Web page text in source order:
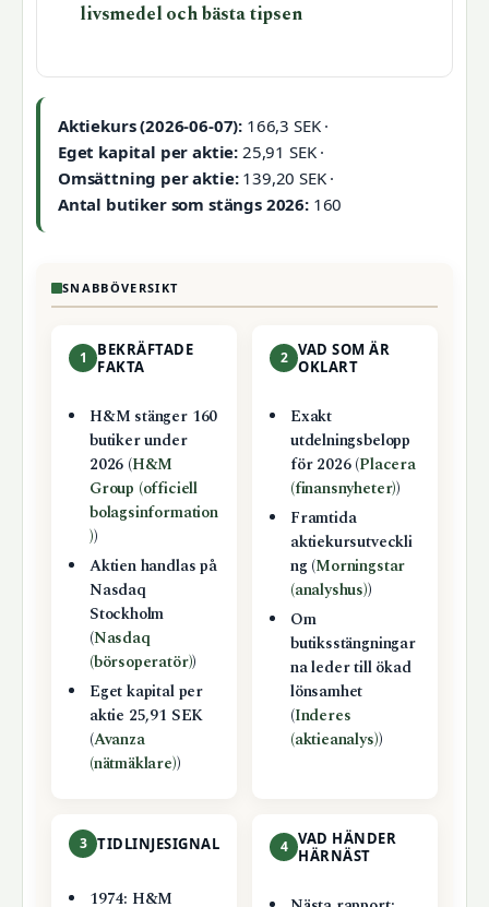
livsmedel och bästa tipsen
Aktiekurs (2026-06-07): 166,3 SEK ·
Eget kapital per aktie: 25,91 SEK ·
Omsättning per aktie:139,20 SEK ·
Antal butiker som stängs 2026:160
SNABBÖVERSIKT
1
BEKRÄFTADE
FAKTA
H&M stänger 160
butiker under
2026 (H&M
Group (officiell
bolagsinformation
))
Aktien handlas på
Nasdaq
Stockholm
(Nasdaq
(börsoperatör))
Eget kapital per
aktie 25,91 SEK
(Avanza
(nätmäklare))
2 VAD SOM ÄR
OKLART
Exakt
utdelningsbelopp
för 2026 (Placera
(finansnyheter))
Framtida
aktiekursutveckli
ng (Morningstar
(analyshus))
Om
butiksstängningar
na leder till ökad
lönsamhet
(Inderes
(aktieanalys))
3 TIDLINJESIGNAL
1974: H&M
4 VAD HÄNDER
HÄRNÄST